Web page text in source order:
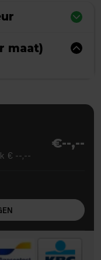
maat)
€--,--
€ --,--